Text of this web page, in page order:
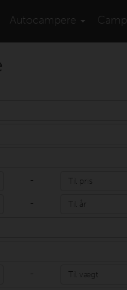
Autocampere
-
-
-